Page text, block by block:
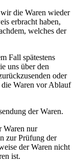
die Waren wieder
erbracht haben,
welches der
Fall spätestens
uns über den
oder
Waren vor Ablauf
der Waren.
Waren nur
zur Prüfung der
der Waren nicht
ist.